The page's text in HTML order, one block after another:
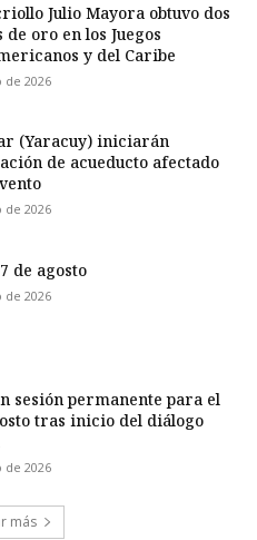
Julio Mayora obtuvo dos
de oro en los Juegos
y del Caribe
de 2026
(Yaracuy) iniciarán
de acueducto afectado
de 2026
de agosto
de 2026
sesión permanente para el
tras inicio del diálogo
de 2026
más